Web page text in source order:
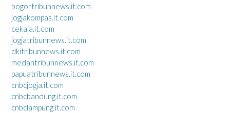
bogortribunnews.it.com
jogjakompas.it.com
cekaja.it.com
jogjatribunnews.it.com
dkitribunnews.it.com
medantribunnews.it.com
papuatribunnews.it.com
cnbcjogja.it.com
cnbcbandung.it.com
cnbclampung.it.com